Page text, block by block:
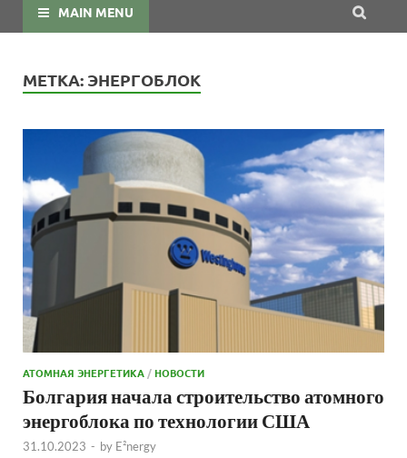
MAIN MENU
МЕТКА: ЭНЕРГОБЛОК
АТОМНАЯ ЭНЕРГЕТИКА /НОВОСТИ
Болгария начала строительство атомного
энергоблока по технологии США
31.10.2023 - by E²nergy